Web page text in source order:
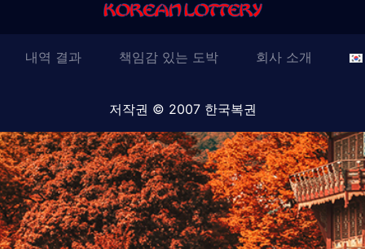
내역 결과 책임감 있는 도박 회사 소개
저작권 © 2007 한국복권